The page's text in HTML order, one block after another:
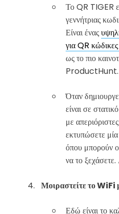
Το QR TIGER
γεννήτριας
Είναι ένας
για QR
ως το πιο
ProductHunt.
Όταν
είναι σε
με
εκτυπώσετε
όπου μπορούν
να το
Μοιραστείτε το
Εδώ είναι το